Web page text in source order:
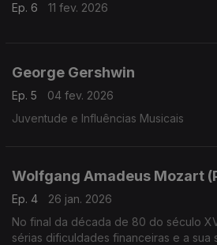
Ep. 6 11 fev. 2026
George Gershwin
Ep. 5
04 fev. 2026
Juventude e Influências Musicais
Wolfgang Amadeus Mozart
Ep. 4
26 jan. 2026
No final da década de 80 do século
sérias dificuldades financeiras e a sua